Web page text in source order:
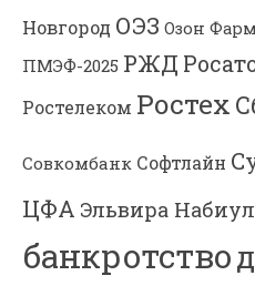
Новгород ОЭЗ Озон
ПМЭФ-2025 РЖД
Ростелеком Ростех
Совкомбанк Софтлайн
ЦФА Эльвира
банкротство